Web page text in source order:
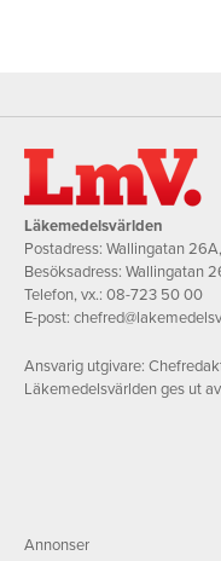
Läkemedelsvärlden
Postadress: Wallingatan
Besöksadress: Wallingatan
Telefon, vx.: 08-723 50 00
E-post:
Ansvarig utgivare:
Läkemedelsvärlden ges ut
Annonser